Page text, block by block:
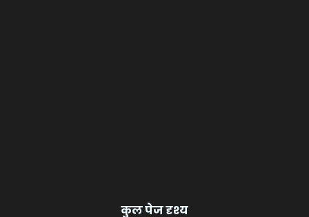
कुल पेज दृश्य